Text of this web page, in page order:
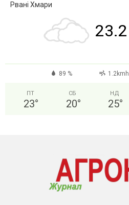
Рвані Хмари
23.2
89 % 1.2kmh
ПТ
23°
СБ
20°
НД
25°